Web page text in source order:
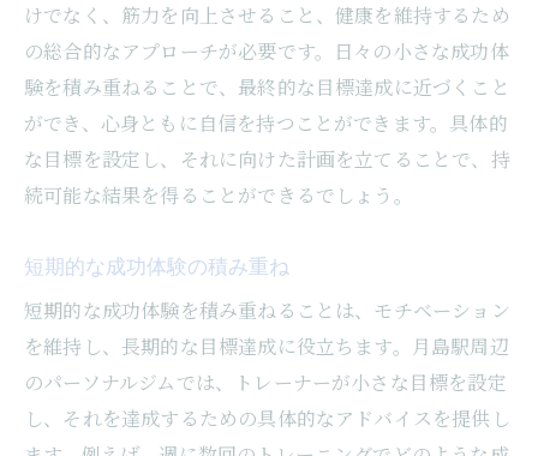
けでなく、筋力を向上させること、健康を維持するため
の総合的なアプローチが必要です。日々の小さな成功体
験を積み重ねることで、最終的な目標達成に近づくこと
ができ、心身ともに自信を持つことができます。具体的
な目標を設定し、それに向けた計画を立てることで、持
続可能な結果を得ることができるでしょう。
短期的な成功体験の積み重ね
短期的な成功体験を積み重ねることは、モチベーション
を維持し、長期的な目標達成に役立ちます。月島駅周辺
のパーソナルジムでは、トレーナーが小さな目標を設定
し、それを達成するための具体的なアドバイスを提供し